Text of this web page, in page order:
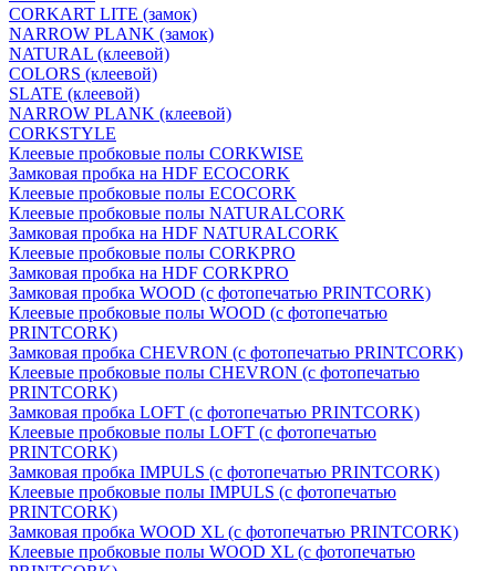
CORKART LITE (замок)
NARROW PLANK (замок)
NATURAL (клеевой)
COLORS (клеевой)
SLATE (клеевой)
NARROW PLANK (клеевой)
CORKSTYLE
Клеевые пробковые полы CORKWISE
Замковая пробка на HDF ECOCORK
Клеевые пробковые полы ECOCORK
Клеевые пробковые полы NATURALCORK
Замковая пробка на HDF NATURALCORK
Клеевые пробковые полы CORKPRO
Замковая пробка на HDF CORKPRO
Замковая пробка WOOD (с фотопечатью PRINTCORK)
Клеевые пробковые полы WOOD (с фотопечатью
PRINTCORK)
Замковая пробка CHEVRON (с фотопечатью PRINTCORK)
Клеевые пробковые полы CHEVRON (с фотопечатью
PRINTCORK)
Замковая пробка LOFT (с фотопечатью PRINTCORK)
Клеевые пробковые полы LOFT (с фотопечатью
PRINTCORK)
Замковая пробка IMPULS (с фотопечатью PRINTCORK)
Клеевые пробковые полы IMPULS (с фотопечатью
PRINTCORK)
Замковая пробка WOOD XL (с фотопечатью PRINTCORK)
Клеевые пробковые полы WOOD XL (с фотопечатью